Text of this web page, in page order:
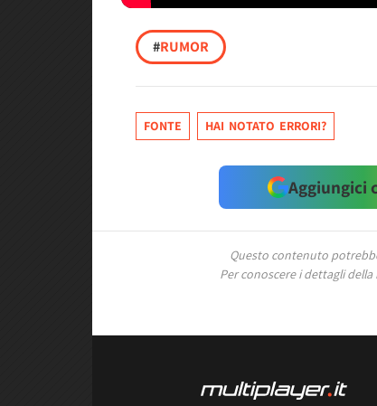
#RUMOR
FONTE HAI NOTATO ERRORI?
Aggiungici
Questo contenuto
Per conoscere i dettagli